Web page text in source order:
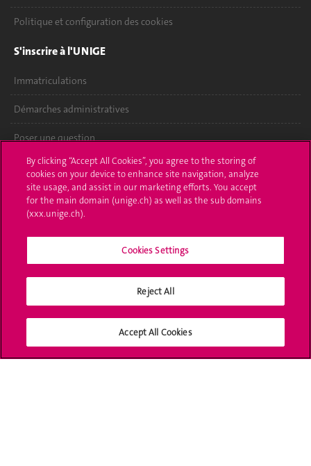
Politique et configuration des cookies
S'inscrire à l'UNIGE
Immatriculations
Démarches administratives
Poser une question
L'UNIGE vous informe
UNIGE Mobile
Bibliothèque
Médias sociaux UNIGE
By clicking “Accept All Cookies”, you agree to the storing of
cookies on your device to enhance site navigation, analyze
site usage, and assist in our marketing efforts. You accept
for the main domain (unige.ch) as well as the sub domains
(xxx.unige.ch).
Cookies Settings
Reject All
Accept All Cookies